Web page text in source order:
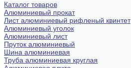
Каталог товаров
Алюминиевый прокат
Лист алюминиевый рифленый квинтет
Алюминиевый уголок
Алюминиевый лист
Пруток алюминиевый
Шина алюминиевая
Труба алюминиевая круглая